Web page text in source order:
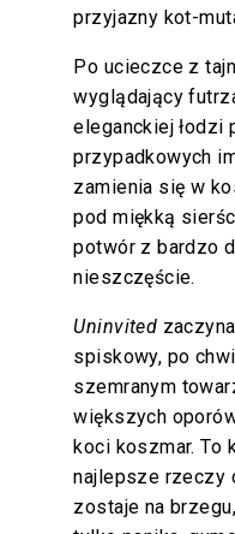
przyjazny kot-
Po ucieczce z
wyglądający
eleganckiej łodzi
przypadkowych
zamienia się w
pod miękką
potwór z bardzo
nieszczęście.
Uninvited
spiskowy, po
szemranym
większych
koci koszmar. To
najlepsze rzeczy
zostaje na